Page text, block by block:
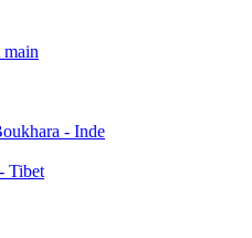
main
- Inde
Tibet